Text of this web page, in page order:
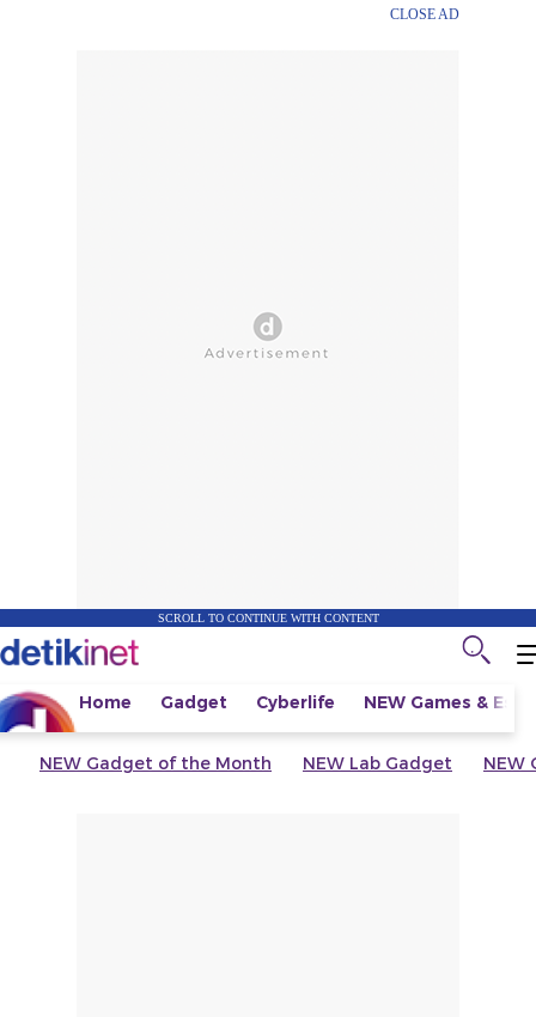
CLOSE AD
SCROLL TO CONTINUE WITH CONTENT
Home Gadget Cyberlife NEW Games &
NEW Gadget of the Month NEW Lab Gadget NEW